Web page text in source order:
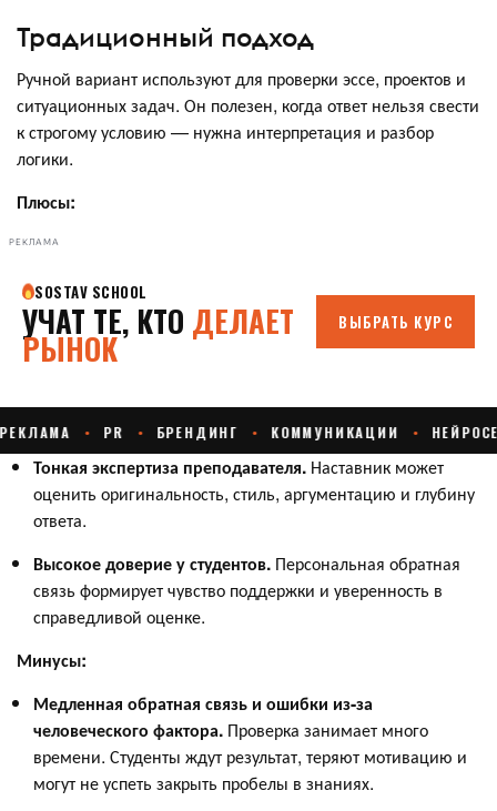
Традиционный подход
Ручной вариант используют для проверки эссе, проектов и
ситуационных задач. Он полезен, когда ответ нельзя свести
к строгому условию — нужна интерпретация и разбор
логики.
Плюсы:
РЕКЛАМА
Тонкая экспертиза преподавателя. Наставник может
оценить оригинальность, стиль, аргументацию и глубину
ответа.
Высокое доверие у студентов. Персональная обратная
связь формирует чувство поддержки и уверенность в
справедливой оценке.
Минусы:
Медленная обратная связь и ошибки из-за
человеческого фактора. Проверка занимает много
времени. Студенты ждут результат, теряют мотивацию и
могут не успеть закрыть пробелы в знаниях.